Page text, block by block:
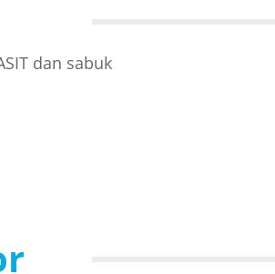
dan sabuk